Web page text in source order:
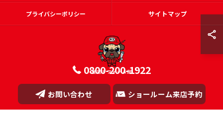
0800-200-1922
お問い合わせ ショールーム来店予約
プライバシーポリシー サイトマップ
© 2026 和歌山県田辺市のリフォームなら住宅リフォーム館 ALL RIGHTS
RESERVED.